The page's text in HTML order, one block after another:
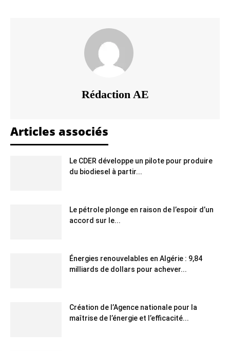
Rédaction AE
Articles associés
Le CDER développe un pilote pour produire
du biodiesel à partir...
Le pétrole plonge en raison de l’espoir d’un
accord sur le...
Énergies renouvelables en Algérie : 9,84
milliards de dollars pour achever...
Création de l’Agence nationale pour la
maîtrise de l’énergie et l’efficacité...